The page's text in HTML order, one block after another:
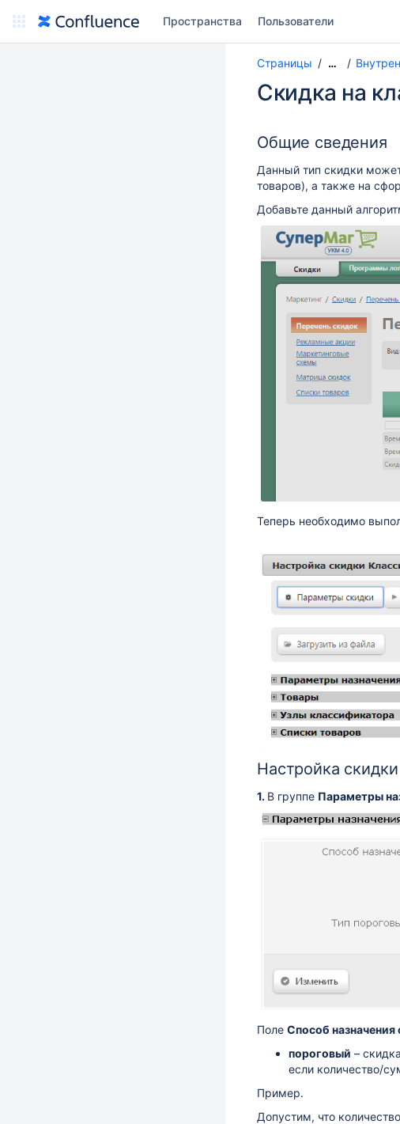
Пространства Пользователи
Страницы …
Скидка на
Общие сведения
Данный тип скидки
товаров), а также на
Добавьте данный
Теперь необходимо
Настройка скидки
1. В группе Параметры
Поле Способ назначения
пороговый –
если количество/
Пример.
Допустим, что